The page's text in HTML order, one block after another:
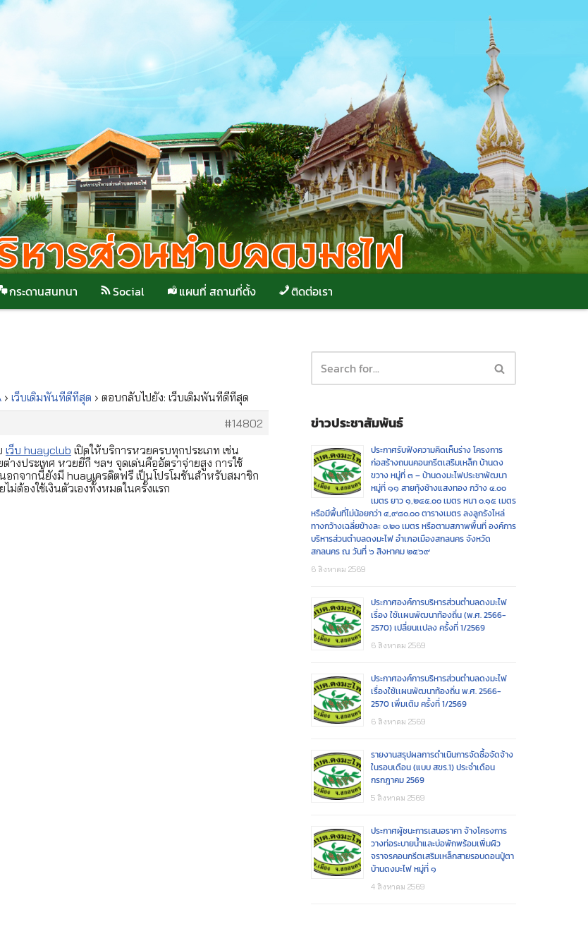
กระดานสนทนา Social แผนที่ สถานที่ตั้ง ติดต่อเรา
› เว็บเดิมพันที่ดีที่สุด › ตอบกลับไปยัง: เว็บเดิมพันที่ดีที่สุด
#14802
เว็บ huayclub เปิดให้บริการหวยครบทุกประเภท เช่น
งประเทศ หวยยี่กี ฯลฯ จุดเด่นคืออัตราจ่ายสูง การใช้
กจากนี้ยังมี huayเครดิตฟรี เป็นโปรโมชั่นสำหรับสมาชิก
ม่ต้องใช้เงินตัวเองทั้งหมดในครั้งแรก
ข่าวประชาสัมพันธ์
ประกาศรับฟังความคิดเห็นร่าง โครงการ
ก่อสร้างถนนคอนกรีตเสริมเหล็ก บ้านดง
ขวาง หมู่ที่ ๓ – บ้านดงมะไฟประชาพัฒนา
หมู่ที่ ๑๑ สายทุ้งช้างแสงทอง กว้าง ๔.๐๐
เมตร ยาว ๑,๒๔๕.๐๐ เมตร หนา ๐.๑๕ เมตร
หรือมีพื้นที่ไม่น้อยกว่า ๔,๙๘๐.๐๐ ตารางเมตร ลงลูกรังไหล่
ทางกว้างเฉลี่ยข้างละ ๐.๒๐ เมตร หรือตามสภาพพื้นที่ องค์การ
บริหารส่วนตำบลดงมะไฟ อำเภอเมืองสกลนคร จังหวัด
สกลนคร ณ วันที่ ๖ สิงหาคม ๒๕๖๙
6 สิงหาคม 2569
ประกาศองค์การบริหารส่วนตำบลดงมะไฟ
เรื่อง ใช้เเผนพัฒนาท้องถิ่น (พ.ศ. 2566-
2570) เปลี่ยนเเปลง ครั้งที่ 1/2569
6 สิงหาคม 2569
ประกาศองค์การบริหารส่วนตำบลดงมะไฟ
เรื่องใช้เเผนพัฒนาท้องถิ่น พ.ศ. 2566-
2570 เพิ่มเติม ครั้งที่ 1/2569
6 สิงหาคม 2569
รายงานสรุปผลการดำเนินการจัดซื้อจัดจ้าง
ในรอบเดือน (แบบ สขร.1) ประจำเดือน
กรกฎาคม 2569
5 สิงหาคม 2569
ประกาศผู้ชนะการเสนอราคา จ้างโครงการ
วางท่อระบายน้ำและบ่อพักพร้อมเพิ่มผิว
จราจรคอนกรีตเสริมเหล็กสายรอบดอนปู่ตา
บ้านดงมะไฟ หมู่ที่ ๑
4 สิงหาคม 2569